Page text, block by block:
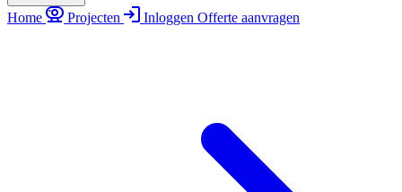
Home Projecten Inloggen Offerte aanvragen